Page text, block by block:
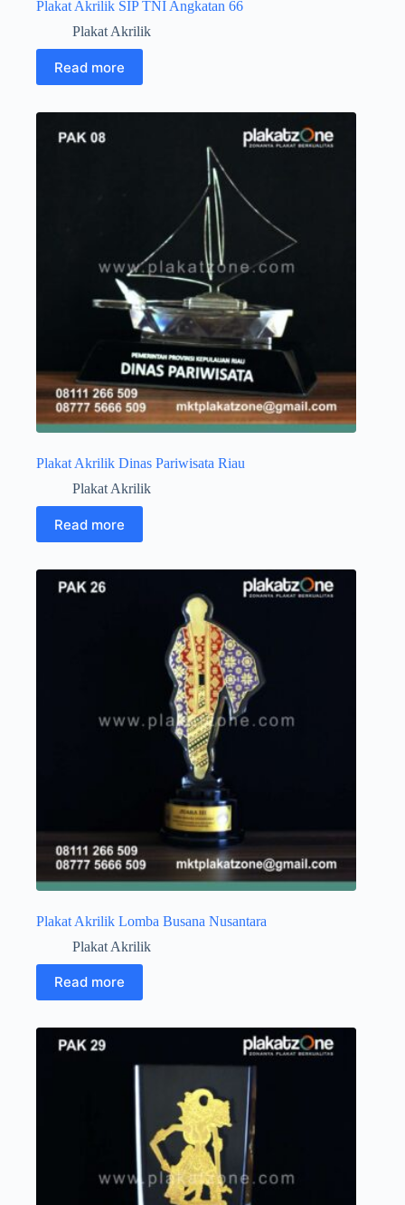
Plakat Akrilik SIP TNI Angkatan 66
Plakat Akrilik
Read more
Plakat Akrilik Dinas Pariwisata Riau
Plakat Akrilik
Read more
Plakat Akrilik Lomba Busana Nusantara
Plakat Akrilik
Read more